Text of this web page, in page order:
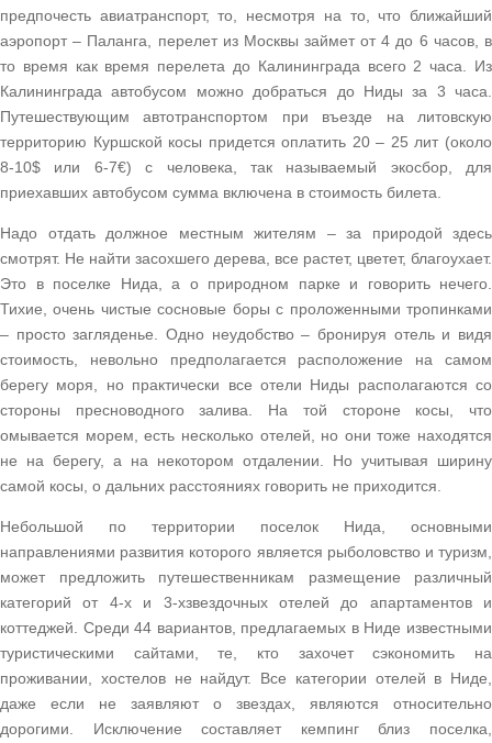
предпочесть авиатранспорт, то, несмотря на то, что ближайший
аэропорт – Паланга, перелет из Москвы займет от 4 до 6 часов, в
то время как время перелета до Калининграда всего 2 часа. Из
Калининграда автобусом можно добраться до Ниды за 3 часа.
Путешествующим автотранспортом при въезде на литовскую
территорию Куршской косы придется оплатить 20 – 25 лит (около
8-10$ или 6-7€) с человека, так называемый экосбор, для
приехавших автобусом сумма включена в стоимость билета.
Надо отдать должное местным жителям – за природой здесь
смотрят. Не найти засохшего дерева, все растет, цветет, благоухает.
Это в поселке Нида, а о природном парке и говорить нечего.
Тихие, очень чистые сосновые боры с проложенными тропинками
– просто загляденье. Одно неудобство – бронируя отель и видя
стоимость, невольно предполагается расположение на самом
берегу моря, но практически все отели Ниды располагаются со
стороны пресноводного залива. На той стороне косы, что
омывается морем, есть несколько отелей, но они тоже находятся
не на берегу, а на некотором отдалении. Но учитывая ширину
самой косы, о дальних расстояниях говорить не приходится.
Небольшой по территории поселок Нида, основными
направлениями развития которого является рыболовство и туризм,
может предложить путешественникам размещение различный
категорий от 4-х и 3-хзвездочных отелей до апартаментов и
коттеджей. Среди 44 вариантов, предлагаемых в Ниде известными
туристическими сайтами, те, кто захочет сэкономить на
проживании, хостелов не найдут. Все категории отелей в Ниде,
даже если не заявляют о звездах, являются относительно
дорогими. Исключение составляет кемпинг близ поселка,